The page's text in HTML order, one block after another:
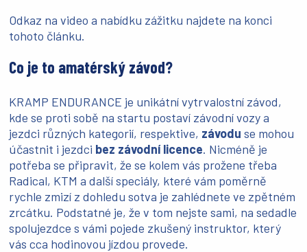
Odkaz na video a nabídku zážitku najdete na konci
tohoto článku.
Co je to amatérský závod?
KRAMP ENDURANCE je unikátní vytrvalostní závod,
kde se proti sobě na startu postaví závodní vozy a
jezdci různých kategorií, respektive, závodu se mohou
účastnit i jezdci bez závodní licence. Nicméně je
potřeba se připravit, že se kolem vás prožene třeba
Radical, KTM a další speciály, které vám poměrně
rychle zmizí z dohledu sotva je zahlédnete ve zpětném
zrcátku. Podstatné je, že v tom nejste sami, na sedadle
spolujezdce s vámi pojede zkušený instruktor, který
vás cca hodinovou jízdou provede.